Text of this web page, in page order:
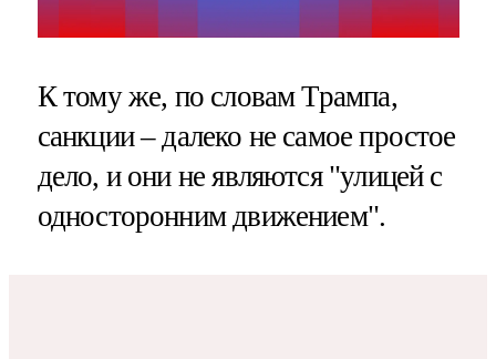
К тому же, по словам Трампа,
санкции – далеко не самое простое
дело, и они не являются "улицей с
односторонним движением".